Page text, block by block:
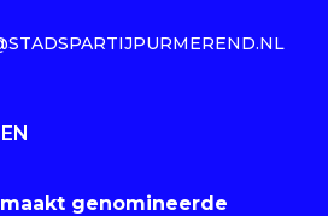
maakt genomineerde